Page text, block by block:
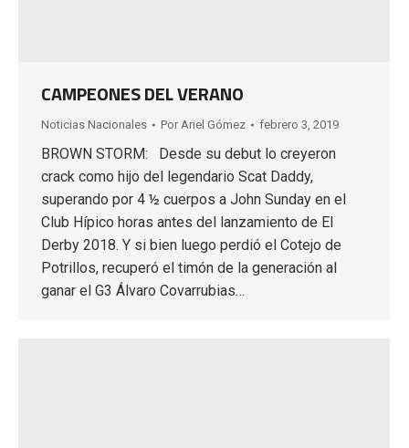
CAMPEONES DEL VERANO
Noticias Nacionales Por Ariel Gómez febrero 3, 2019
BROWN STORM: Desde su debut lo creyeron
crack como hijo del legendario Scat Daddy,
superando por 4 ½ cuerpos a John Sunday en el
Club Hípico horas antes del lanzamiento de El
Derby 2018. Y si bien luego perdió el Cotejo de
Potrillos, recuperó el timón de la generación al
ganar el G3 Álvaro Covarrubias…